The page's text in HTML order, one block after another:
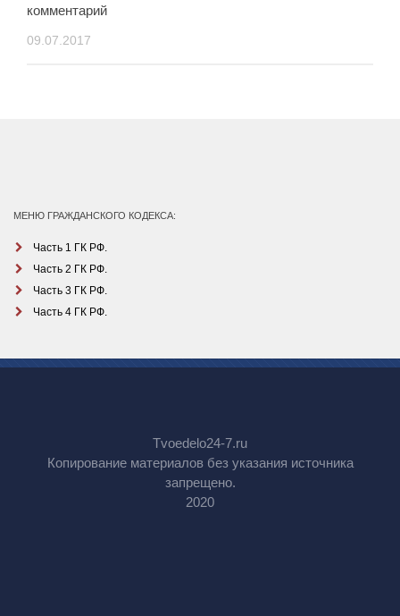
комментарий
09.07.2017
МЕНЮ ГРАЖДАНСКОГО КОДЕКСА:
Часть 1 ГК РФ.
Часть 2 ГК РФ.
Часть 3 ГК РФ.
Часть 4 ГК РФ.
Tvoedelo24-7.ru
Копирование материалов без указания источника
запрещено.
2020